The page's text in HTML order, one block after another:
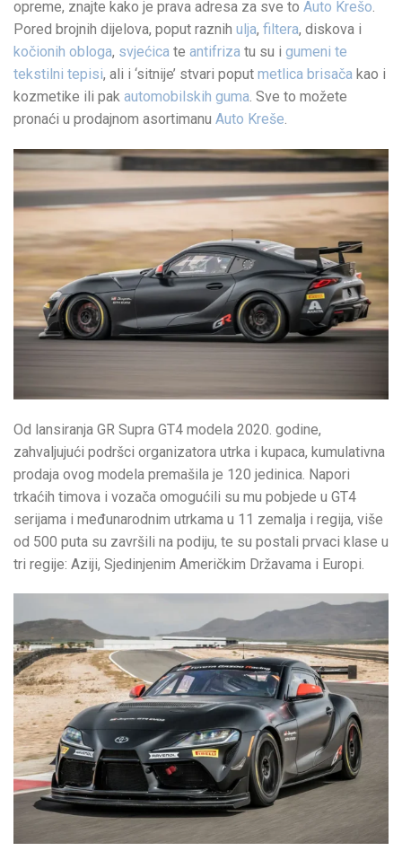
opreme, znajte kako je prava adresa za sve to Auto Krešo.
Pored brojnih dijelova, poput raznih ulja, filtera, diskova i
kočionih obloga, svjećica te antifriza tu su i gumeni te
tekstilni tepisi, ali i ‘sitnije’ stvari poput metlica brisača kao i
kozmetike ili pak automobilskih guma. Sve to možete
pronaći u prodajnom asortimanu Auto Kreše.
Od lansiranja GR Supra GT4 modela 2020. godine,
zahvaljujući podršci organizatora utrka i kupaca, kumulativna
prodaja ovog modela premašila je 120 jedinica. Napori
trkaćih timova i vozača omogućili su mu pobjede u GT4
serijama i međunarodnim utrkama u 11 zemalja i regija, više
od 500 puta su završili na podiju, te su postali prvaci klase u
tri regije: Aziji, Sjedinjenim Američkim Državama i Europi.